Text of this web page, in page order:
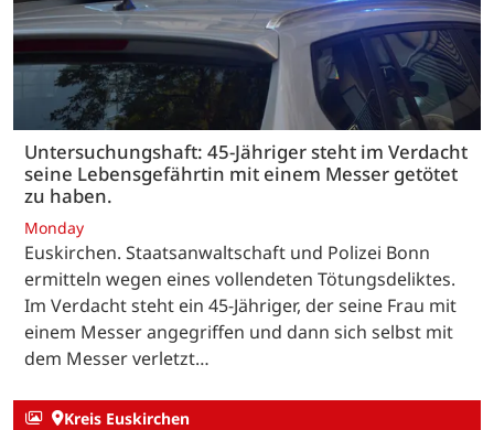
Untersuchungshaft: 45-Jähriger steht im Verdacht
seine Lebensgefährtin mit einem Messer getötet
zu haben.
Monday
Euskirchen. Staatsanwaltschaft und Polizei Bonn
ermitteln wegen eines vollendeten Tötungsdeliktes.
Im Verdacht steht ein 45-Jähriger, der seine Frau mit
einem Messer angegriffen und dann sich selbst mit
dem Messer verletzt…
Kreis Euskirchen